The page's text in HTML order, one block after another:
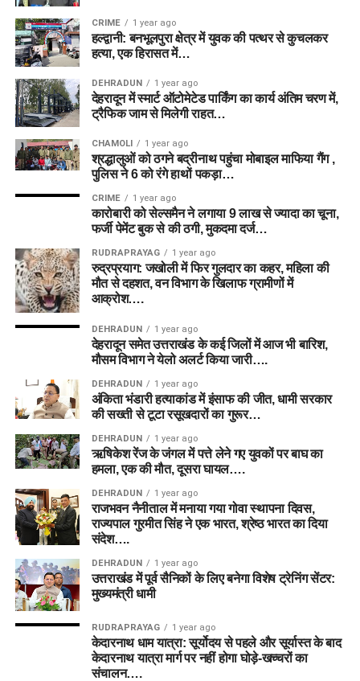
CRIME 1 year ago
हल्द्वानी: बनभूलपुरा क्षेत्र में युवक की पत्थर से कुचलकर
हत्या, एक हिरासत में…
DEHRADUN 1 year ago
देहरादून में स्मार्ट ऑटोमेटेड पार्किंग का कार्य अंतिम चरण में,
ट्रैफिक जाम से मिलेगी राहत…
CHAMOLI 1 year ago
श्रद्धालुओं को ठगने बद्रीनाथ पहुंचा मोबाइल माफिया गैंग ,
पुलिस ने 6 को रंगे हाथों पकड़ा…
CRIME 1 year ago
कारोबारी को सेल्समैन ने लगाया 9 लाख से ज्यादा का चूना,
फर्जी पेमेंट बुक से की ठगी, मुकदमा दर्ज…
RUDRAPRAYAG 1 year ago
रुद्रप्रयाग: जखोली में फिर गुलदार का कहर, महिला की
मौत से दहशत, वन विभाग के खिलाफ ग्रामीणों में
आक्रोश….
DEHRADUN 1 year ago
देहरादून समेत उत्तराखंड के कई जिलों में आज भी बारिश,
मौसम विभाग ने येलो अलर्ट किया जारी….
DEHRADUN 1 year ago
अंकिता भंडारी हत्याकांड में इंसाफ की जीत, धामी सरकार
की सख्ती से टूटा रसूखदारों का गुरूर…
DEHRADUN 1 year ago
ऋषिकेश रेंज के जंगल में पत्ते लेने गए युवकों पर बाघ का
हमला, एक की मौत, दूसरा घायल….
DEHRADUN 1 year ago
राजभवन नैनीताल में मनाया गया गोवा स्थापना दिवस,
राज्यपाल गुरमीत सिंह ने एक भारत, श्रेष्ठ भारत का दिया
संदेश….
DEHRADUN 1 year ago
उत्तराखंड में पूर्व सैनिकों के लिए बनेगा विशेष ट्रेनिंग सेंटर:
मुख्यमंत्री धामी
RUDRAPRAYAG 1 year ago
केदारनाथ धाम यात्रा: सूर्योदय से पहले और सूर्यास्त के बाद
केदारनाथ यात्रा मार्ग पर नहीं होगा घोड़े-खच्चरों का
संचालन….